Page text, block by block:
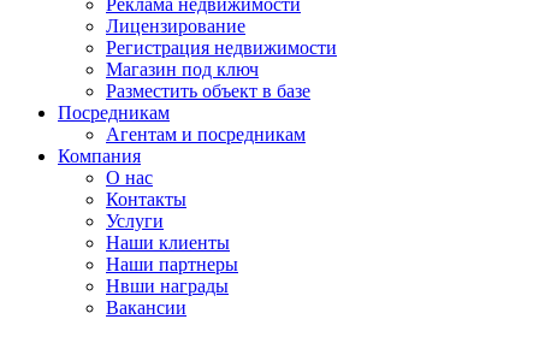
Реклама недвижимости
Лицензирование
Регистрация недвижимости
Магазин под ключ
Разместить объект в базе
Посредникам
Агентам и посредникам
Компания
О нас
Контакты
Услуги
Наши клиенты
Наши партнеры
Нвши награды
Вакансии